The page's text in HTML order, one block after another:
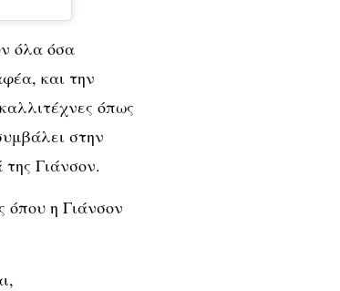
όλα όσα
και την
όπως
στην
Γιάνσον.
όπου η Γιάνσον